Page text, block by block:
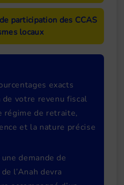
de participation des CCAS
locaux
exacts
votre revenu fiscal
régime de retraite,
et la nature précise
demande de
l’Anah devra